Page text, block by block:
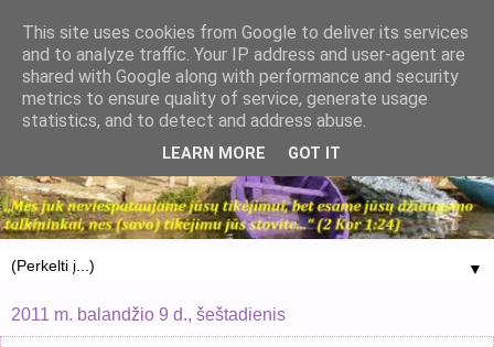
▼
2011 m. balandžio 9 d., šeštadienis
This site uses cookies from Google to deliver its services
and to analyze traffic. Your IP address and user-agent are
shared with Google along with performance and security
metrics to ensure quality of service, generate usage
statistics, and to detect and address abuse.
LEARN MORE GOT IT